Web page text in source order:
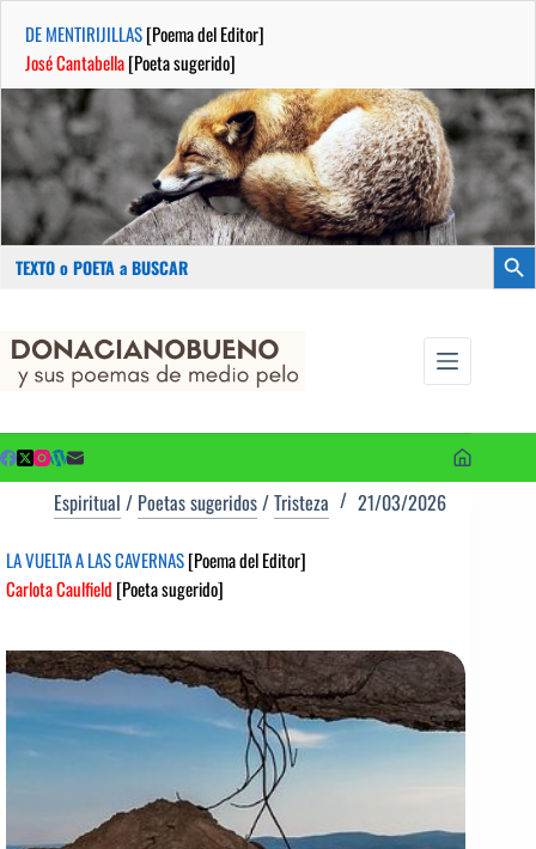
DE MENTIRIJILLAS[Poema del Editor]
José Cantabella[Poeta sugerido]
Buscar:
contenido
Espiritual / Poetas sugeridos/Tristeza 21/03/2026
LA VUELTA A LAS CAVERNAS[Poema del Editor]
Carlota Caulfield [Poeta sugerido]